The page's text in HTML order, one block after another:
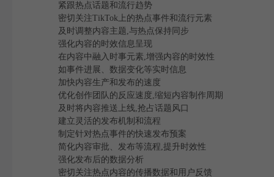
紧跟热点话题和流行趋势
密切关注TikTok上的热点事件和流行元素
及时调整内容主题,与热点保持同步
强化内容的时效信息呈现
在内容中融入时事元素,增强内容的时效性
如事件进展、数据变化等实时信息
加快内容生产和发布的速度
优化创作团队的反应速度,缩短内容制作周期
及时将内容推送上线,抢占话题风口
建立灵活的发布机制和流程
制定针对热点事件的快速发布预案
简化内容审批、发布等流程,提升时效性
强化发布后的数据分析
密切关注热点内容的传播数据和用户反馈